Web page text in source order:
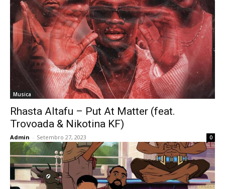
Musica
Rhasta Altafu – Put At Matter (feat.
Trovoada & Nikotina KF)
Admin - Setembro 27, 2023 0